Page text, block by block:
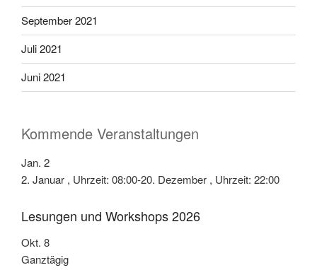
September 2021
Juli 2021
Juni 2021
Kommende Veranstaltungen
Jan. 2
2. Januar , Uhrzeit: 08:00-20. Dezember , Uhrzeit: 22:00
Lesungen und Workshops 2026
Okt. 8
Ganztägig